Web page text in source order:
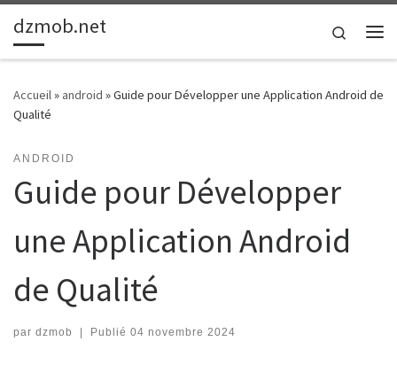
Passer au contenu
dzmob.net
Search
Accueil» android »Guide pour Développer une Application Android de
Qualité
ANDROID
Guide pour Développer
une Application Android
de Qualité
par dzmob | Publié 04 novembre 2024